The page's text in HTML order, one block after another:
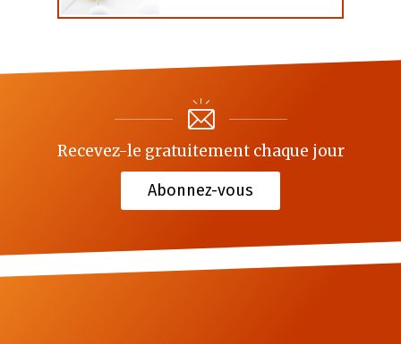
Recevez-le gratuitement chaque jour
Abonnez-vous